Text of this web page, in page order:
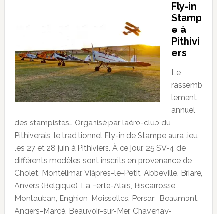
Fly-in
Stamp
e à
Pithivi
ers
Le
rassemb
lement
annuel
des stampistes… Organisé par l’aéro-club du
Pithiverais, le traditionnel Fly-in de Stampe aura lieu
les 27 et 28 juin à Pithiviers. À ce jour, 25 SV-4 de
différents modèles sont inscrits en provenance de
Cholet, Montélimar, Viâpres-le-Petit, Abbeville, Briare,
Anvers (Belgique), La Ferté-Alais, Biscarrosse,
Montauban, Enghien-Moisselles, Persan-Beaumont,
Angers-Marcé, Beauvoir-sur-Mer, Chavenay-